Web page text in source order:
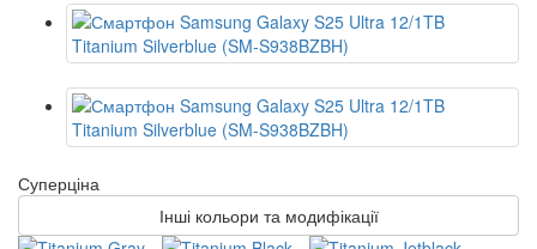
Суперціна
Інші кольори та модифікації